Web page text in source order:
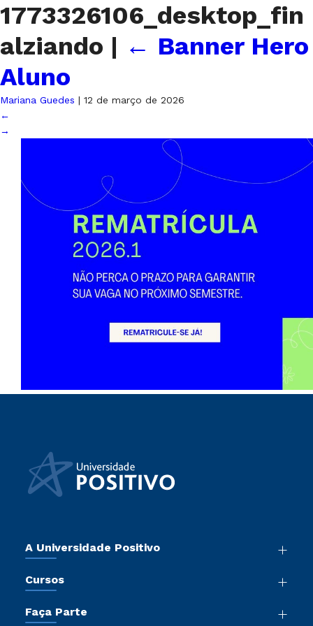
1773326106_desktop_fin
alziando | ← Banner Hero
Aluno
Mariana Guedes | 12 de março de 2026
←
→
A Universidade Positivo
Sala de Imprensa
Cursos
Pós-Graduação
Faça Parte